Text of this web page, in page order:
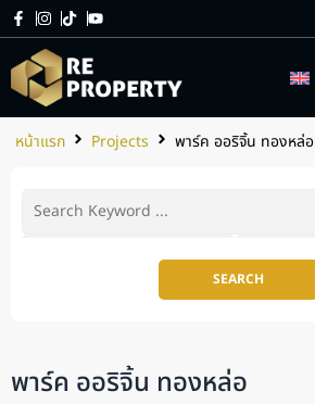
หน้าแรก Projects พาร์ค ออริจิ้น ทองหล่อ
฿14,000—฿
SEARCH
พาร์ค ออริจิ้น ทองหล่อ